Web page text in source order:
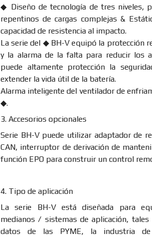
◆ Diseño de tecnología de tres niveles,
repentinos de cargas complejas &
capacidad de resistencia al impacto.
La serie del ◆ BH-V equipó la protección
y la alarma de la falta para reducir los
puede altamente protección la
extender la vida útil de la batería.
Alarma inteligente del ventilador de
◆.
3. Accesorios opcionales
Serie BH-V puede utilizar adaptador de
CAN, interruptor de derivación de
función EPO para construir un control
4. Tipo de aplicación
La serie BH-V está diseñada para
medianos / sistemas de aplicación,
datos de las PYME, la industria